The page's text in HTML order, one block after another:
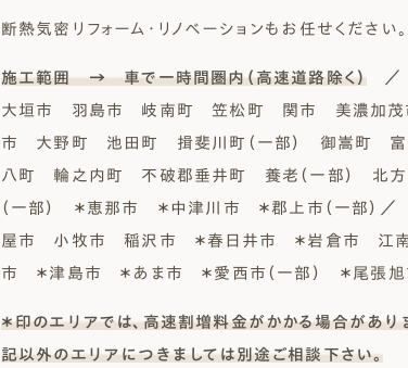
断熱気密リフォーム・リノベーションもお任せください。
施工範囲 → 車で一時間圏内（高速道路除く） ／
大垣市 羽島市 岐南町 笠松町 関市 美濃加茂
市 大野町 池田町 揖斐川町（一部） 御嵩町
八町 輪之内町 不破郡垂井町 養老（一部） 北
（一部） ＊恵那市 ＊中津川市 ＊郡上市（一部）
屋市 小牧市 稲沢市 ＊春日井市 ＊岩倉市 江
市 ＊津島市 ＊あま市 ＊愛西市（一部） ＊尾張
＊印のエリアでは、高速割増料金がかかる場合があり
記以外のエリアにつきましては別途ご相談下さい。